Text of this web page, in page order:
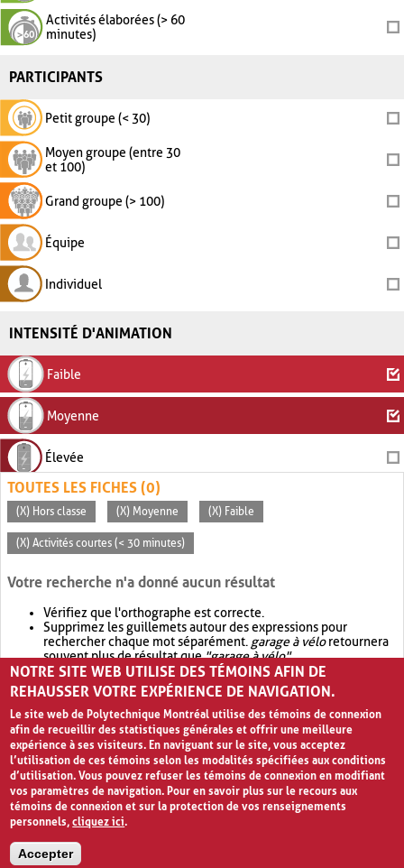
Activités élaborées (> 60
minutes)
PARTICIPANTS
Petit groupe (< 30)
Moyen groupe (entre 30
et 100)
Grand groupe (> 100)
Équipe
Individuel
INTENSITÉ D'ANIMATION
Faible
Moyenne
Élevée
TOUTES LES FICHES (0)
(X) Hors classe (X) Moyenne (X) Faible
(X) Activités courtes (< 30 minutes)
Votre recherche n'a donné aucun résultat
Vérifiez que l'orthographe est correcte.
Supprimez les guillemets autour des expressions pour
rechercher chaque mot séparément. garage à véloretournera
souvent plus de résultat que"garage à vélo".
Envisagez d'élargir votre recherche avec OR.garage OR vélo
retournera souvent plus de résultat quegarage à vélo
NOTRE SITE WEB UTILISE DES TÉMOINS AFIN DE
REHAUSSER VOTRE EXPÉRIENCE DE NAVIGATION.
Le site web de Polytechnique Montréal utilise des témoins de connexion
afin de recueillir des statistiques générales et offrir une meilleure
expérience à ses visiteurs. En naviguant sur le site, vous acceptez
l’utilisation de ces témoins selon les modalités spécifiées aux conditions
d’utilisation. Vous pouvez refuser les témoins de connexion en modifiant
vos paramètres de navigation. Pour en savoir plus sur le recours aux
témoins de connexion et sur la protection de vos renseignements
personnels,cliquez ici.
Accepter